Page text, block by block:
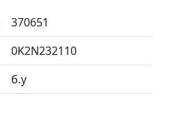
370651
0K2N232110
б.у